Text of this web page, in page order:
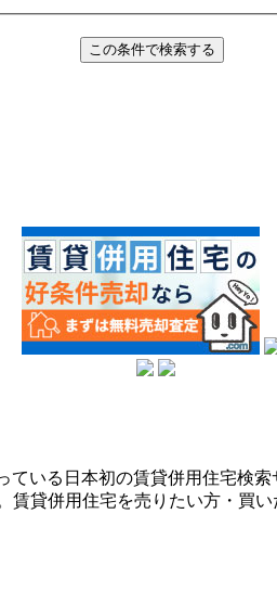
いる日本初の賃貸併用住宅検
貸併用住宅を売りたい方・買い